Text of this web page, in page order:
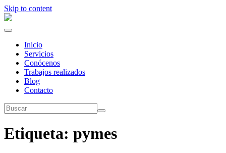
Skip to content
Inicio
Servicios
Conócenos
Trabajos realizados
Blog
Contacto
Etiqueta: pymes